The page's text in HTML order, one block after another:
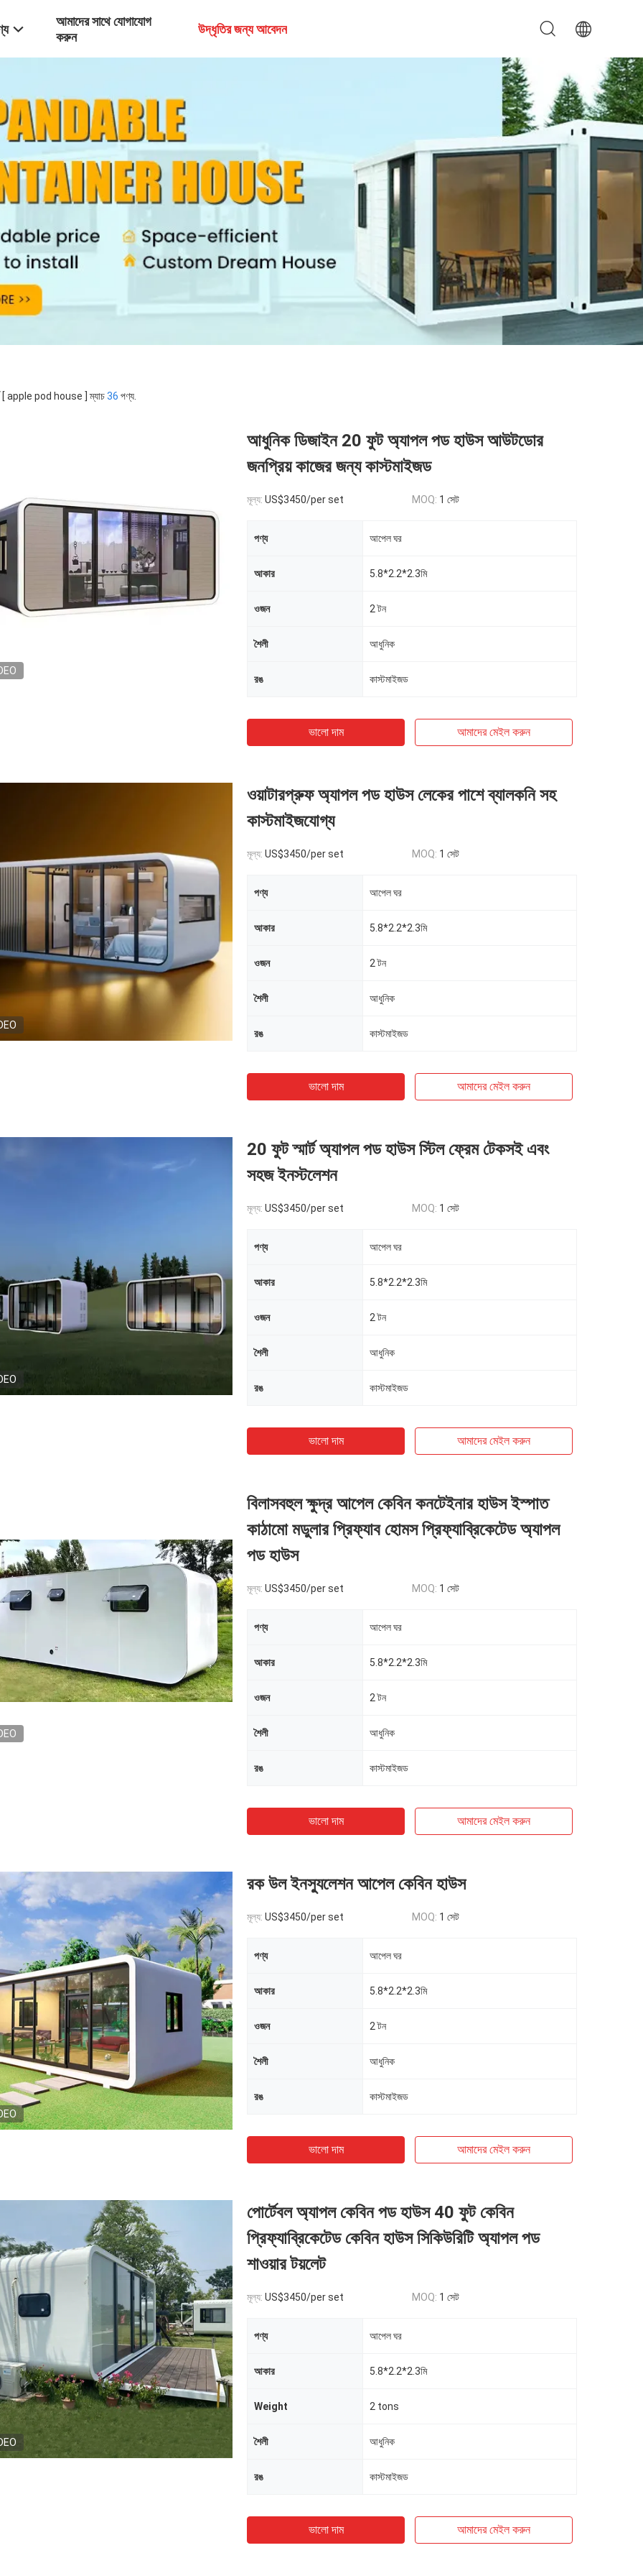
আমাদের সাথে যোগাযোগ
করুন
উদ্ধৃতির জন্য আবেদন
[ apple pod house ] ম্যাচ36 পণ্য.
আধুনিক ডিজাইন 20 ফুট অ্যাপল পড হাউস আউটডোর
জনপ্রিয় কাজের জন্য কাস্টমাইজড
মূল্য: US$3450/per set MOQ: 1 সেট
পণ্য আপেল ঘর
আকার 5.8*2.2*2.3মি
ওজন 2 টন
শৈলী আধুনিক
রঙ কাস্টমাইজড
ভালো দাম আমাদের মেইল ​​করুন
ওয়াটারপ্রুফ অ্যাপল পড হাউস লেকের পাশে ব্যালকনি সহ
কাস্টমাইজযোগ্য
মূল্য: US$3450/per set MOQ: 1 সেট
পণ্য আপেল ঘর
আকার 5.8*2.2*2.3মি
ওজন 2 টন
শৈলী আধুনিক
রঙ কাস্টমাইজড
ভালো দাম আমাদের মেইল ​​করুন
20 ফুট স্মার্ট অ্যাপল পড হাউস স্টিল ফ্রেম টেকসই এবং
সহজ ইনস্টলেশন
মূল্য: US$3450/per set MOQ: 1 সেট
পণ্য আপেল ঘর
আকার 5.8*2.2*2.3মি
ওজন 2 টন
শৈলী আধুনিক
রঙ কাস্টমাইজড
ভালো দাম আমাদের মেইল ​​করুন
বিলাসবহুল ক্ষুদ্র আপেল কেবিন কনটেইনার হাউস ইস্পাত
কাঠামো মডুলার প্রিফ্যাব হোমস প্রিফ্যাব্রিকেটেড অ্যাপল
পড হাউস
মূল্য: US$3450/per set MOQ: 1 সেট
পণ্য আপেল ঘর
আকার 5.8*2.2*2.3মি
ওজন 2 টন
শৈলী আধুনিক
রঙ কাস্টমাইজড
ভালো দাম আমাদের মেইল ​​করুন
রক উল ইনস্যুলেশন আপেল কেবিন হাউস
মূল্য: US$3450/per set MOQ: 1 সেট
পণ্য আপেল ঘর
আকার 5.8*2.2*2.3মি
ওজন 2 টন
শৈলী আধুনিক
রঙ কাস্টমাইজড
ভালো দাম আমাদের মেইল ​​করুন
পোর্টেবল অ্যাপল কেবিন পড হাউস 40 ফুট কেবিন
প্রিফ্যাব্রিকেটেড কেবিন হাউস সিকিউরিটি অ্যাপল পড
শাওয়ার টয়লেট
মূল্য: US$3450/per set MOQ: 1 সেট
পণ্য আপেল ঘর
আকার 5.8*2.2*2.3মি
Weight 2 tons
শৈলী আধুনিক
রঙ কাস্টমাইজড
ভালো দাম আমাদের মেইল ​​করুন